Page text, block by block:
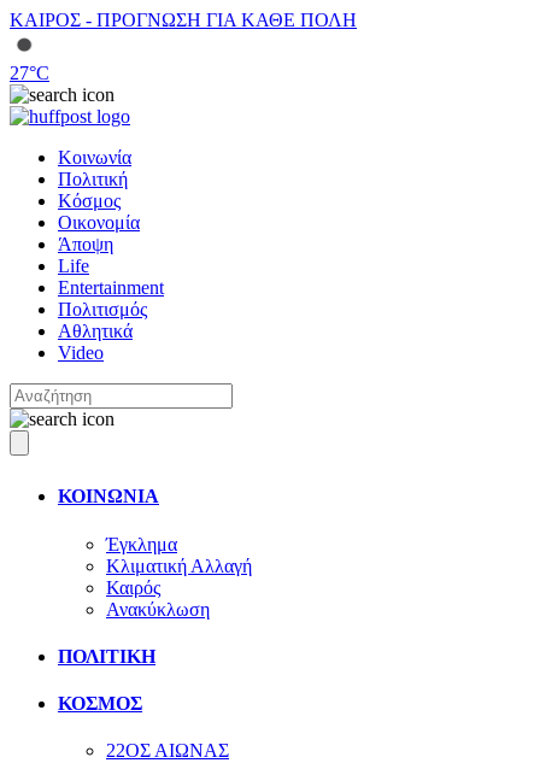
ΚΑΙΡΟΣ - ΠΡΟΓΝΩΣΗ ΓΙΑ ΚΑΘΕ ΠΟΛΗ
27°C
Κοινωνία
Πολιτική
Κόσμος
Οικονομία
Άποψη
Life
Entertainment
Πολιτισμός
Αθλητικά
Video
ΚΟΙΝΩΝΙΑ
Έγκλημα
Κλιματική Αλλαγή
Καιρός
Ανακύκλωση
ΠΟΛΙΤΙΚΗ
ΚΟΣΜΟΣ
22ΟΣ ΑΙΩΝΑΣ